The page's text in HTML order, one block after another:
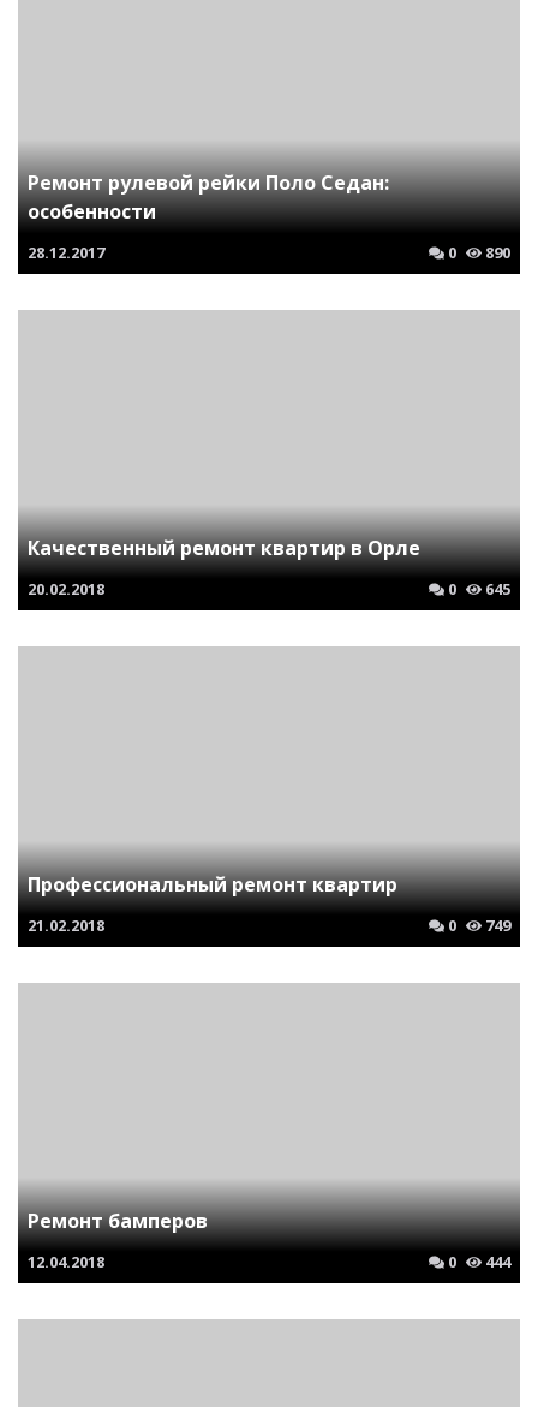
Ремонт рулевой рейки Поло Седан:
особенности
28.12.2017 0 890
Качественный ремонт квартир в Орле
20.02.2018 0 645
Профессиональный ремонт квартир
21.02.2018 0 749
Ремонт бамперов
12.04.2018 0 444